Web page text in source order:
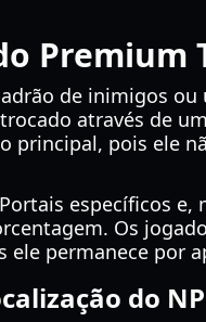
Premium
de inimigos
através de
principal, pois ele
específicos
Os
permanece por
do